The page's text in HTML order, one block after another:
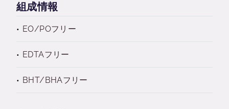
組成情報
EO/POフリー
EDTAフリー
BHT/BHAフリー